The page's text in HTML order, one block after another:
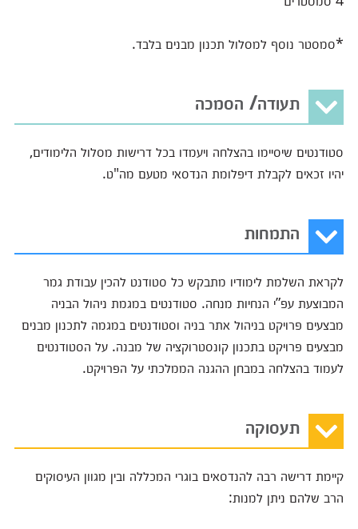
*סמסטר נוסף למסלול תכנון מבנים בלבד.
תעודה/ הסמכה
סטודנטים שיסיימו בהצלחה ויעמדו בכל דרישות מסלול הלימודים,
יהיו זכאים לקבלת דיפלומת הנדסאי מטעם מה"ט.
התמחות
לקראת השלמת לימודיו מתבקש כל סטודנט להכין עבודת גמר
המבוצעת עפ”י הנחיות מנחה. סטודנטים במגמת ניהול הבניה
מבצעים פרויקט בניהול אתר בניה וסטודנטים במגמה לתכנון מבנים
מבצעים פרויקט בתכנון קונסטרוקציה של מבנה. על הסטודנטים
לעמוד בהצלחה במבחן ההגנה הממלכתי על הפרויקט.
תעסוקה
קיימת דרישה רבה להנדסאים בוגרי המכללה ובין מגוון העיסוקים
הרב שלהם ניתן למנות: